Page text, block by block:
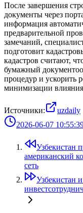
После завершения
документы через
информация
предварительной
замечаний,
подготовит
кадастров считают,
бумажный
процедур и ускорить
минимизации влияния
Источники:
uzdaily
2026-06-07
Узбекистан
американский
сеть
Узбекистан